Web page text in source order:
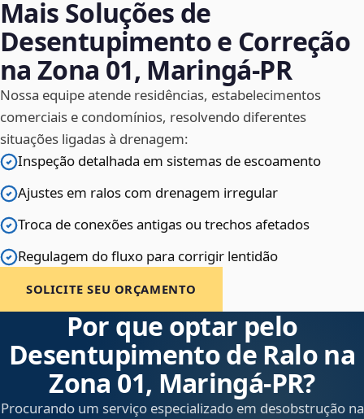
Mais Soluções de
Desentupimento e Correção
na Zona 01, Maringá‑PR
Nossa equipe atende residências, estabelecimentos
comerciais e condomínios, resolvendo diferentes
situações ligadas à drenagem:
Inspeção detalhada em sistemas de escoamento
Ajustes em ralos com drenagem irregular
Troca de conexões antigas ou trechos afetados
Regulagem do fluxo para corrigir lentidão
SOLICITE SEU ORÇAMENTO
Por que optar pelo
Desentupimento de Ralo na
Zona 01, Maringá‑PR?
Procurando um serviço especializado em desobstrução na